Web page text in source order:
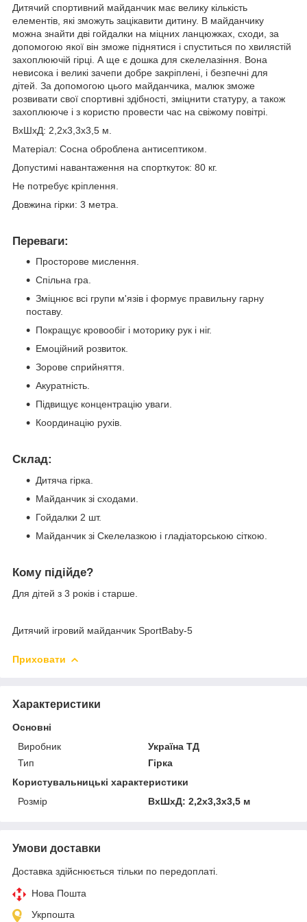
Дитячий спортивний майданчик має велику кількість
елементів, які зможуть зацікавити дитину. В майданчику
можна знайти дві гойдалки на міцних ланцюжках, сходи, за
допомогою якої він зможе піднятися і спуститься по хвилястій
захоплюючій гірці. А ще є дошка для скелелазіння. Вона
невисока і великі зачепи добре закріплені, і безпечні для
дітей. За допомогою цього майданчика, малюк зможе
розвивати свої спортивні здібності, зміцнити статуру, а також
захоплююче і з користю провести час на свіжому повітрі.
ВхШхД: 2,2х3,3х3,5 м.
Матеріал: Сосна оброблена антисептиком.
Допустимі навантаження на спорткуток: 80 кг.
Не потребує кріплення.
Довжина гірки: 3 метра.
Переваги:
Просторове мислення.
Спільна гра.
Зміцнює всі групи м'язів і формує правильну гарну
поставу.
Покращує кровообіг і моторику рук і ніг.
Емоційний розвиток.
Зорове сприйняття.
Акуратність.
Підвищує концентрацію уваги.
Координацію рухів.
Склад:
Дитяча гірка.
Майданчик зі сходами.
Гойдалки 2 шт.
Майданчик зі Скелелазкою і гладіаторською сіткою.
Кому підійде?
Для дітей з 3 років і старше.
Дитячий ігровий майданчик SportBaby-5
Приховати
Характеристики
Основні
Виробник
Україна ТД
Тип
Гірка
Користувальницькі характеристики
Розмір
ВхШхД: 2,2х3,3х3,5 м
Умови доставки
Доставка здійснюється тільки по передоплаті.
Нова Пошта
Укрпошта